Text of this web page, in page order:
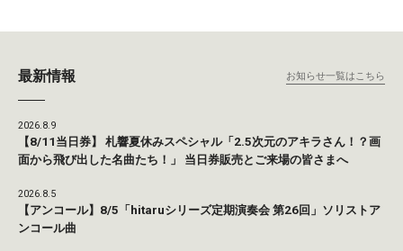
最新情報 お知らせ一覧はこちら
2026.8.9
【8/11当日券】 札響夏休みスペシャル「2.5次元のアキラさん！？画
面から飛び出した名曲たち！」 当日券販売とご来場の皆さまへ
2026.8.5
【アンコール】8/5「hitaruシリーズ定期演奏会 第26回」ソリストア
ンコール曲